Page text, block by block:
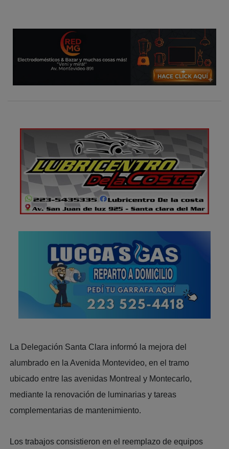
La Delegación Santa Clara informó la mejora del
alumbrado en la Avenida Montevideo, en el tramo
ubicado entre las avenidas Montreal y Montecarlo,
mediante la renovación de luminarias y tareas
complementarias de mantenimiento.
Los trabajos consistieron en el reemplazo de equipos